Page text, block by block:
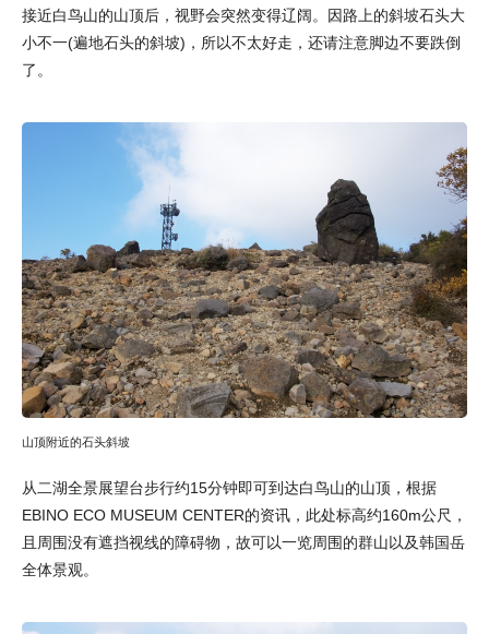
接近白鸟山的山顶后，视野会突然变得辽阔。因路上的斜坡石头大
小不一(遍地石头的斜坡)，所以不太好走，还请注意脚边不要跌倒
了。
山顶附近的石头斜坡
从二湖全景展望台步行约15分钟即可到达白鸟山的山顶，根据
EBINO ECO MUSEUM CENTER的资讯，此处标高约160m公尺，
且周围没有遮挡视线的障碍物，故可以一览周围的群山以及韩国岳
全体景观。